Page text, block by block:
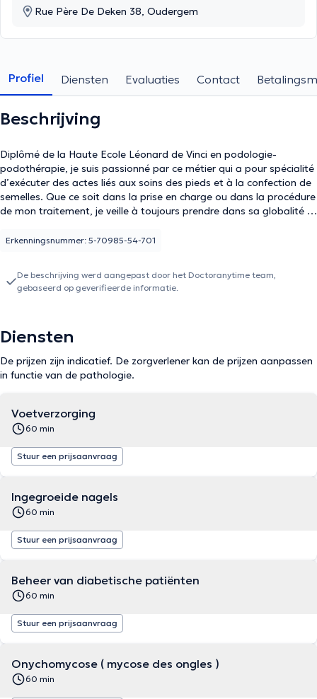
Rue Père De Deken 38, Oudergem
Profiel Diensten Evaluaties Contact
Beschrijving
Diplômé de la Haute Ecole Léonard de Vinci en podologie-
podothérapie, je suis passionné par ce métier qui a pour spécialité
d’exécuter des actes liés aux soins des pieds et à la confection de
semelles. Que ce soit dans la prise en charge ou dans la procédure
de mon traitement, je veille à toujours prendre dans sa globalité le
également proposer un suivi sur du plus long terme afin d’éviter
disponible le dimanche de 8h à 12h. A bientôt
Erkenningsnummer: 5-70985-54-701
De beschrijving werd aangepast door het Doctoranytime team,
gebaseerd op geverifieerde informatie.
Diensten
De prijzen zijn indicatief. De zorgverlener kan de prijzen aanpassen
in functie van de pathologie.
Voetverzorging
60 min
Stuur een prijsaanvraag
Ingegroeide nagels
60 min
Stuur een prijsaanvraag
Beheer van diabetische patiënten
60 min
Stuur een prijsaanvraag
Onychomycose ( mycose des ongles )
60 min